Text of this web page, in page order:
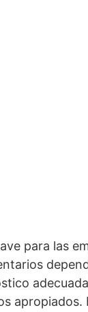
para las